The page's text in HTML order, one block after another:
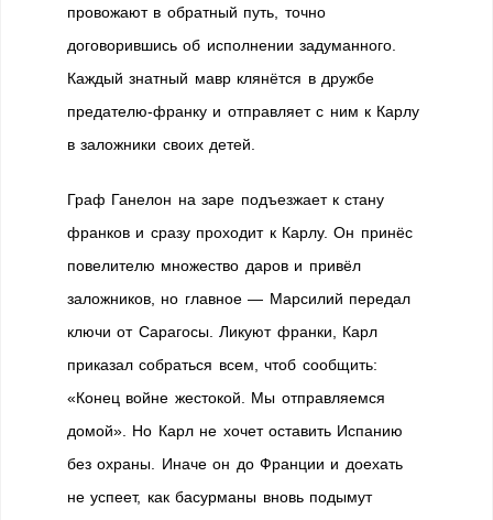
провожают в обратный путь, точно
договорившись об исполнении задуманного.
Каждый знатный мавр клянётся в дружбе
предателю-франку и отправляет с ним к Карлу
в заложники своих детей.
Граф Ганелон на заре подъезжает к стану
франков и сразу проходит к Карлу. Он принёс
повелителю множество даров и привёл
заложников, но главное — Марсилий передал
ключи от Сарагосы. Ликуют франки, Карл
приказал собраться всем, чтоб сообщить:
«Конец войне жестокой. Мы отправляемся
домой». Но Карл не хочет оставить Испанию
без охраны. Иначе он до Франции и доехать
не успеет, как басурманы вновь подымут